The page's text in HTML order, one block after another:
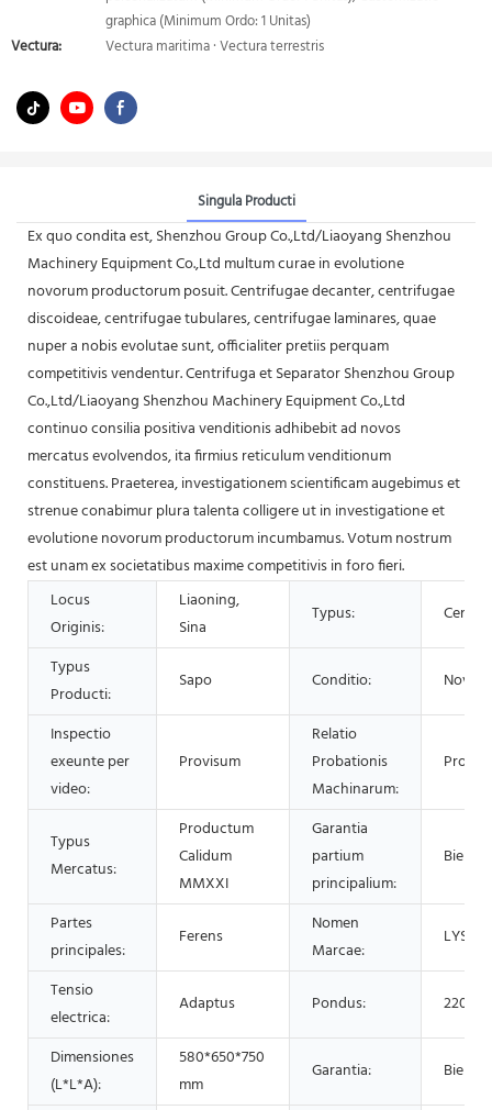
graphica (Minimum Ordo: 1 Unitas)
Vectura:
Vectura maritima · Vectura terrestris
Singula Producti
Ex quo condita est, Shenzhou Group Co.,Ltd/Liaoyang Shenzhou
Machinery Equipment Co.,Ltd multum curae in evolutione
novorum productorum posuit. Centrifugae decanter, centrifugae
discoideae, centrifugae tubulares, centrifugae laminares, quae
nuper a nobis evolutae sunt, officialiter pretiis perquam
competitivis vendentur. Centrifuga et Separator Shenzhou Group
Co.,Ltd/Liaoyang Shenzhou Machinery Equipment Co.,Ltd
continuo consilia positiva venditionis adhibebit ad novos
mercatus evolvendos, ita firmius reticulum venditionum
constituens. Praeterea, investigationem scientificam augebimus et
strenue conabimur plura talenta colligere ut in investigatione et
evolutione novorum productorum incumbamus. Votum nostrum
est unam ex societatibus maxime competitivis in foro fieri.
Locus
Originis:
Liaoning,
Sina
Typus:
Typus
Producti:
Sapo Conditio: Novum
Inspectio
exeunte per
video:
Provisum
Relatio
Probationis
Machinarum:
Typus
Mercatus:
Productum
Calidum
MMXXI
Garantia
partium
principalium:
Partes
principales:
Ferens
Nomen
Marcae:
LYSZ
Tensio
electrica:
Adaptus Pondus: 220
Dimensiones
(L*L*A):
580*650*750
mm
Garantia: